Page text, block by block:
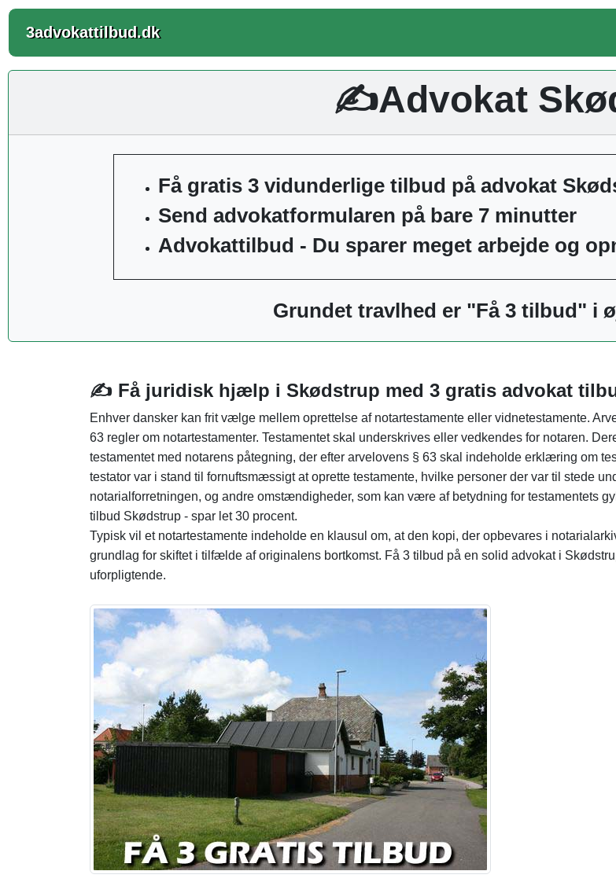
3advokattilbud.dk
✍️Advokat
Få gratis 3 vidunderlige tilbud på advokat
Send advokatformularen på bare 7 minutter
Advokattilbud - Du sparer meget arbejde og
Grundet travlhed er "Få 3 tilbud" i
✍️ Få juridisk hjælp i Skødstrup med 3 gratis advokat
Enhver dansker kan frit vælge mellem oprettelse af notartestamente eller vidnetestamente.
63 regler om notartestamenter. Testamentet skal underskrives eller vedkendes for notaren.
testamentet med notarens påtegning, der efter arvelovens § 63 skal indeholde erklæring om
testator var i stand til fornuftsmæssigt at oprette testamente, hvilke personer der var til stede
notarialforretningen, og andre omstændigheder, som kan være af betydning for testamentets
tilbud Skødstrup - spar let 30 procent.
Typisk vil et notartestamente indeholde en klausul om, at den kopi, der opbevares i
grundlag for skiftet i tilfælde af originalens bortkomst. Få 3 tilbud på en solid advokat i
uforpligtende.